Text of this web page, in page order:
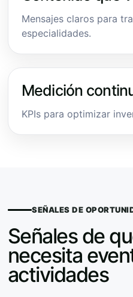
Mensajes claros para
especialidades.
Medición
KPIs para optimizar
SEÑALES DE
Señales de
necesita
actividades